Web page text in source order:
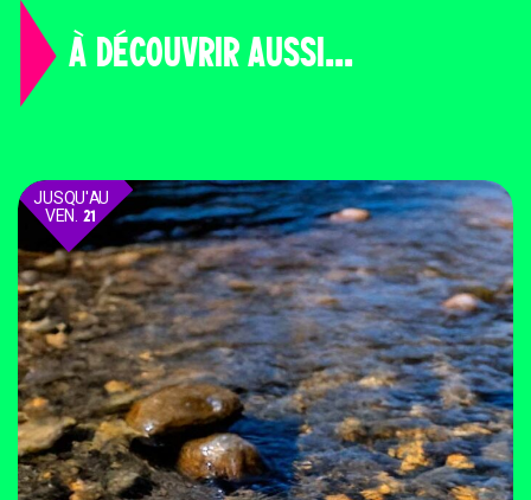
À DÉCOUVRIR AUSSI...
JUSQU'AU
VEN. 21
AOÛT